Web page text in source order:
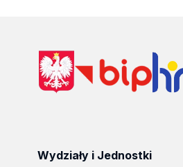
Wydziały i Jednostki